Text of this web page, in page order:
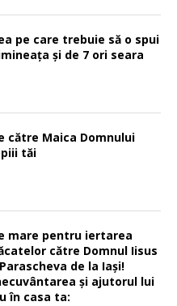
pe care trebuie să o spui
și de 7 ori seara
către Maica Domnului
tăi
mare pentru iertarea
către Domnul Iisus
de la Iaşi!
şi ajutorul lui
în casa ta: